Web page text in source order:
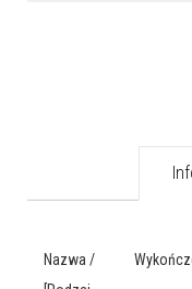
Nazwa /